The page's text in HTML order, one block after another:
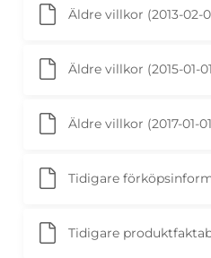
Äldre villkor (2013-02-
Äldre villkor (2015-01-
Äldre villkor (2017-01-
Tidigare
Tidigare